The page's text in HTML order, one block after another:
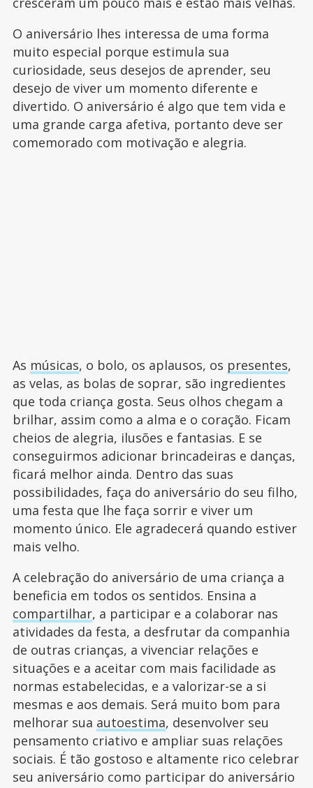
O aniversário lhes interessa de uma forma
muito especial porque estimula sua
curiosidade, seus desejos de aprender, seu
desejo de viver um momento diferente e
divertido. O aniversário é algo que tem vida e
uma grande carga afetiva, portanto deve ser
comemorado com motivação e alegria.
As músicas, o bolo, os aplausos, os presentes,
as velas, as bolas de soprar, são ingredientes
que toda criança gosta. Seus olhos chegam a
brilhar, assim como a alma e o coração. Ficam
cheios de alegria, ilusões e fantasias. E se
conseguirmos adicionar brincadeiras e danças,
ficará melhor ainda. Dentro das suas
possibilidades, faça do aniversário do seu filho,
uma festa que lhe faça sorrir e viver um
momento único. Ele agradecerá quando estiver
mais velho.
A celebração do aniversário de uma criança a
beneficia em todos os sentidos. Ensina a
compartilhar, a participar e a colaborar nas
atividades da festa, a desfrutar da companhia
de outras crianças, a vivenciar relações e
situações e a aceitar com mais facilidade as
normas estabelecidas, e a valorizar-se a si
mesmas e aos demais. Será muito bom para
melhorar sua autoestima, desenvolver seu
pensamento criativo e ampliar suas relações
sociais. É tão gostoso e altamente rico celebrar
seu aniversário como participar do aniversário